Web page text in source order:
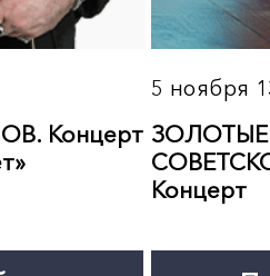
ПОСВЯЩЕНИЕ
А.ВЕРТИНСКОМУ И
Подробнее